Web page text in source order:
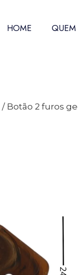
HOME
/ Botão 2 furos